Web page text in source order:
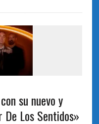
su nuevo y
Los Sentidos»